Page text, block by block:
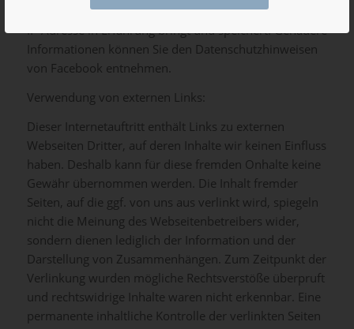
besteht trotzdem die Möglichkeit, dass Facebook die
IP-Adresse in Erfahrung bringt und speichert. Genauere
Informationen können Sie den Datenschutzhinweisen
von Facebook entnehmen.
Verwendung von externen Links:
Dieser Internetauftritt enthält Links zu externen
Webseiten Dritter, auf deren Inhalte wir keinen Einfluss
haben. Deshalb kann für diese fremden Onhalte keine
Gewähr übernommen werden. Die Inhalt fremder
Seiten, auf die ggf. von uns aus verlinkt wird, spiegeln
nicht die Meinung des Webseitenbetreibers wider,
sondern dienen lediglich der Information und der
Darstellung von Zusammenhängen. Zum Zeitpunkt der
Verlinkung wurden mögliche Rechtsverstöße überpruft
und rechtswidrige Inhalte waren nicht erkennbar. Eine
permanente inhaltliche Kontrolle der verlinkten Seiten